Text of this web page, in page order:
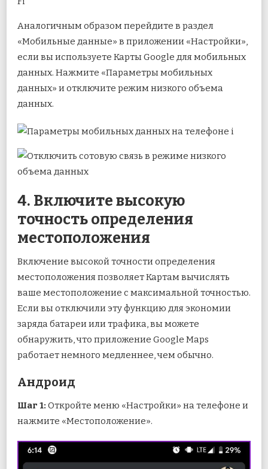
Аналогичным образом перейдите в раздел
«Мобильные данные» в приложении «Настройки»,
если вы используете Карты Google для мобильных
данных. Нажмите «Параметры мобильных
данных» и отключите режим низкого объема
данных.
4. Включите высокую
точность определения
местоположения
Включение высокой точности определения
местоположения позволяет Картам вычислять
ваше местоположение с максимальной точностью.
Если вы отключили эту функцию для экономии
заряда батареи или трафика, вы можете
обнаружить, что приложение Google Maps
работает немного медленнее, чем обычно.
Андроид
Шаг 1: Откройте меню «Настройки» на телефоне и
нажмите «Местоположение».